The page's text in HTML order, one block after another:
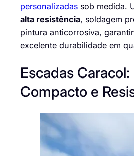
personalizadas sob medida.
alta resistência, soldagem
pintura anticorrosiva,
excelente durabilidade em
Escadas
Compacto e